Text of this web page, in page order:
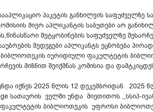
პაკეტის განხილვის საფუძველზე
მიერ აპლიკანტის საბუთები არ
შეტყობინების საფუძველზე
შედეგები აპლიკანტს ეცნობება
ბიბლიოთეკის იურიდიული ფაკულტეტის
მიზნით შეიქმნას კომისია და
იქნეს 2025 წლის 12 დეკემბრიდან 2025
სათაურის ველში უნდა მიეთითოს ,,სსიპ-
ბიბლიოთეკის უფროსი